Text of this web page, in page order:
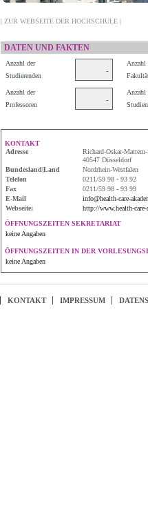
| ZUR WEBSEITE DER HOCHSCHULE |
DATEN UND FAKTEN
Anzahl der
Studierenden
-
Anzahl
Anzahl der
Professoren
-
Anzahl
KONTAKT
Adresse
Richard-Oskar-
40547 Düsseldorf
Bundesland|Land
Nordrhein-Westfalen
Telefon
0211/59 98 - 93 92
Fax
0211/59 98 - 93 99
E-Mail
info@health-care-
Webseite:
http://www.health-care-
ÖFFNUNGSZEITEN SEKRETARIAT
keine Angaben
ÖFFNUNGSZEITEN IN DER
keine Angaben
KONTAKT IMPRESSUM